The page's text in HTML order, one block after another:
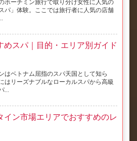
ホーチミン旅行で取り分け女性に人気の
パ」体験。ここでは旅行者に人気の店舗
めスパ｜目的・エリア別ガイド
はベトナム屈指のスパ天国として知ら
はリーズナブルなローカルスパから高級
...
イン市場エリアでおすすめのレ